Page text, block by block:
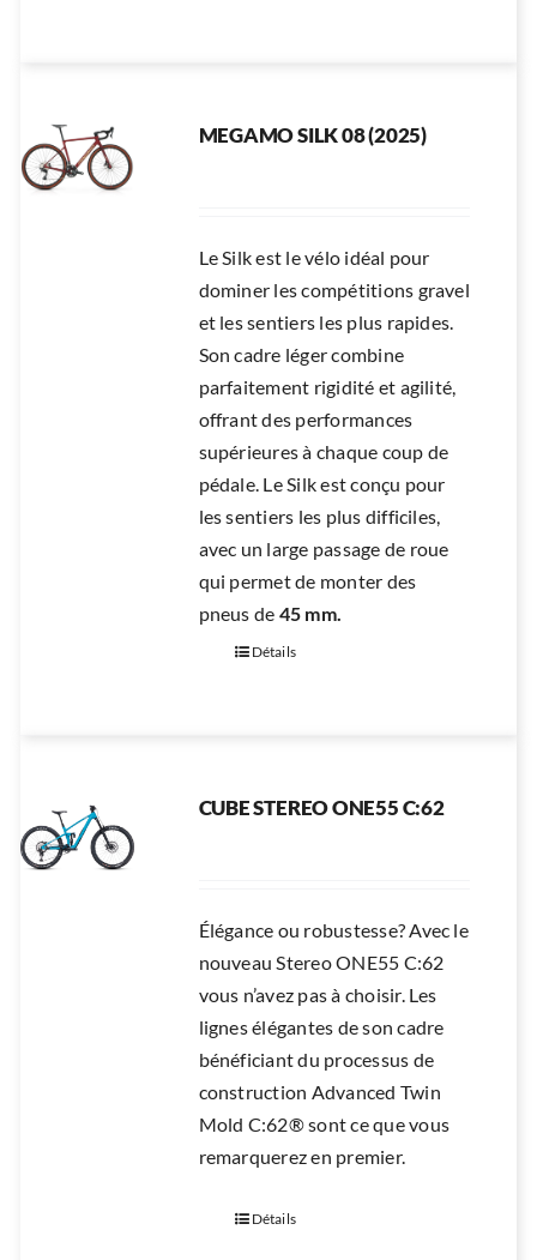
MEGAMO SILK 08 (2025)
Le Silk est le vélo idéal pour
dominer les compétitions gravel
et les sentiers les plus rapides.
Son cadre léger combine
parfaitement rigidité et agilité,
offrant des performances
supérieures à chaque coup de
pédale. Le Silk est conçu pour
les sentiers les plus difficiles,
avec un large passage de roue
qui permet de monter des
pneus de 45 mm.
Détails
CUBE STEREO ONE55 C:62
Élégance ou robustesse? Avec le
nouveau Stereo ONE55 C:62
vous n’avez pas à choisir. Les
lignes élégantes de son cadre
bénéficiant du processus de
construction Advanced Twin
Mold C:62® sont ce que vous
remarquerez en premier.
Détails